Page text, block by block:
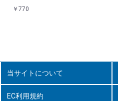
￥770
当サイトについて
EC利用規約